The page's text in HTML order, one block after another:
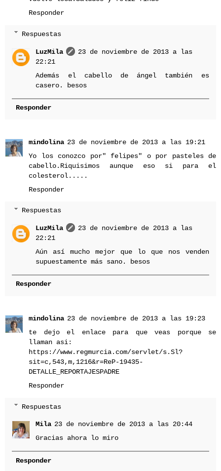
Responder
Respuestas
LuzMila
23 de noviembre de 2013 a las
22:21
Además el cabello de ángel también es
casero. besos
Responder
mindolina 23 de noviembre de 2013 a las 19:21
Yo los conozco por" felipes" o por pasteles de
cabello.Riquisimos aunque eso si para el
colesterol.....
Responder
Respuestas
LuzMila
23 de noviembre de 2013 a las
22:21
Aún así mucho mejor que lo que nos venden
supuestamente más sano. besos
Responder
mindolina 23 de noviembre de 2013 a las 19:23
te dejo el enlace para que veas porque se
llaman asi:
https://www.regmurcia.com/servlet/s.Sl?
sit=c,543,m,1216&r=ReP-19435-
DETALLE_REPORTAJESPADRE
Responder
Respuestas
Mila 23 de noviembre de 2013 a las 20:44
Gracias ahora lo miro
Responder